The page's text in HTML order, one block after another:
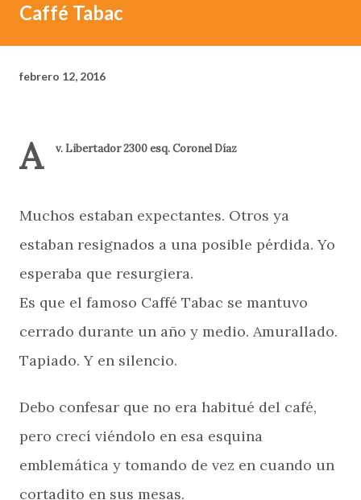
Caffé Tabac
febrero 12, 2016
A v. Libertador 2300 esq. Coronel Díaz
Muchos estaban expectantes. Otros ya
estaban resignados a una posible pérdida. Yo
esperaba que resurgiera.
Es que el famoso Caffé Tabac se mantuvo
cerrado durante un año y medio. Amurallado.
Tapiado. Y en silencio.
Debo confesar que no era habitué del café,
pero crecí viéndolo en esa esquina
emblemática y tomando de vez en cuando un
cortadito en sus mesas.